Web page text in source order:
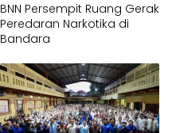
BNN Persempit Ruang Gerak
Peredaran Narkotika di
Bandara